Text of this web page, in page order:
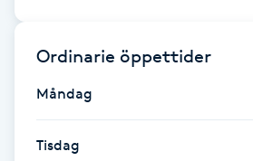
Funktionsanalys
Färgning
Ordinarie öppettider
Måndag
Tisdag